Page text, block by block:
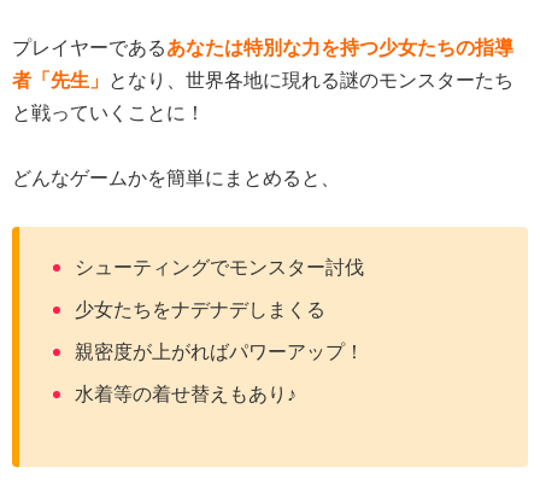
プレイヤーであるあなたは特別な力を持つ少女たちの指導
者「先生」 となり、世界各地に現れる謎のモンスターたち
と戦っていくことに！
どんなゲームかを簡単にまとめると、
シューティングでモンスター討伐
少女たちをナデナデしまくる
親密度が上がればパワーアップ！
水着等の着せ替えもあり♪